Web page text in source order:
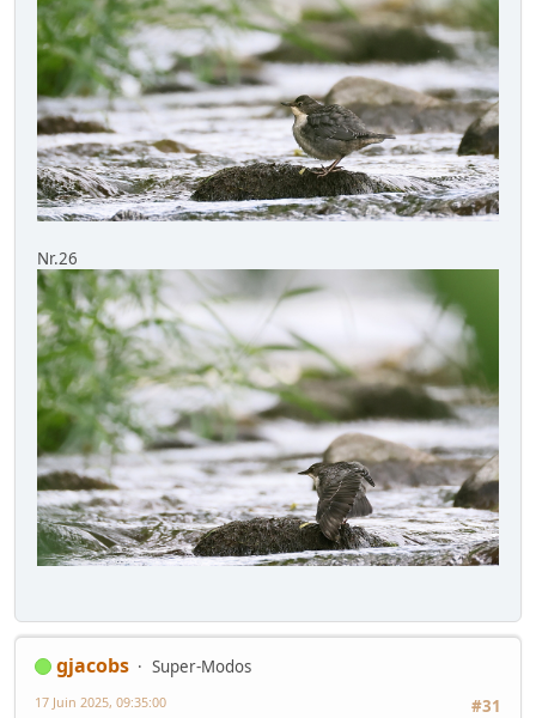
Nr.26
gjacobs
Super-Modos
#31
17 Juin 2025, 09:35:00